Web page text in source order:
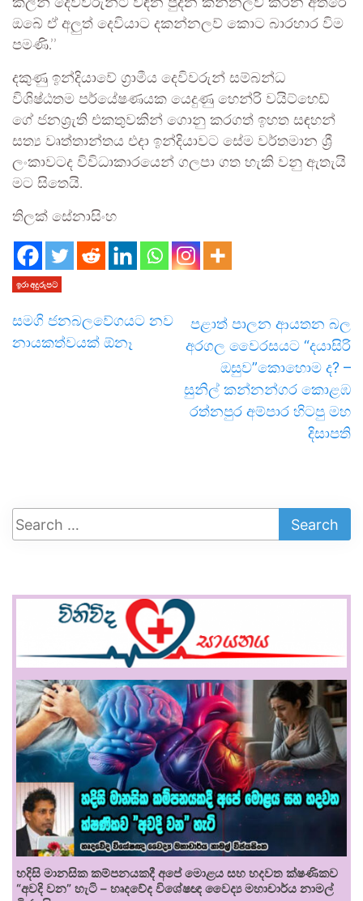
කලින් දෙවිවරුන්ට වඳින පුදන කන්නලව් කරන අතරේ
ඔබේ ඒ අලුත් දෙවියාට දකන්නලව් කොට බාරහාර විම
පමණි.’’
දකුණු ඉන්දියාවේ ග්‍රාමීය දෙවිවරුන් සම්බන්ධ
විශිෂ්ඨතම පර්යේෂණයක යෙදුණු හෙන්රි වයිට්හෙඩ්
ගේ ජනශ්‍රැති එකතුවකින් ගොනු කරගත් ඉහත සඳහන්
සත්‍ය වෘත්තාන්තය එදා ඉන්දියාවට සේම වර්තමාන ශ්‍රී
ලංකාවටද විවිධාකාරයෙන් ගලපා ගත හැකි වනු ඇතැයි
මට සිතෙයි.
තිලක් සේනාසිංහ
ඉරා අදුරුපට
සමගි ජනබලවේගයට නව
නායකත්වයක් ඕනෑ
පළාත් පාලන ආයතන බල
අරගල වෛරසයට “දයාසිරි
ඔසුව”කොහොම ද? –
සුනිල් කන්නන්ගර කොළඹ
රත්නපුර අම්පාර හිටපු මහ
දිසාපති
හදිසි මානසික කම්පනයකදී අපේ මොළය සහ හදවත ක්ෂණිකව
“අවදි වන” හැටි – හෘදවේද විශේෂඥ වෛද්‍ය මහාචාර්ය නාමල්